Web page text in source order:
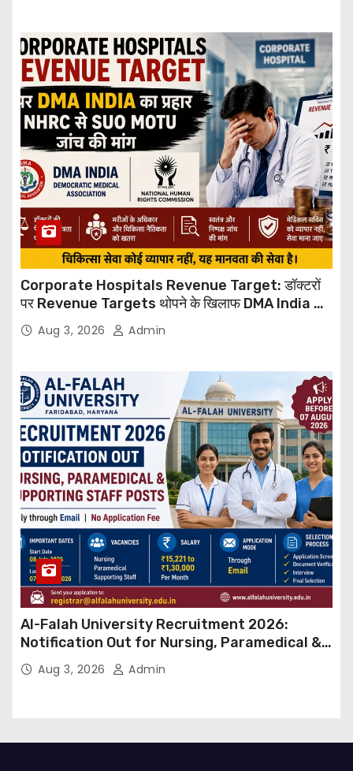
Corporate Hospitals Revenue Target: डॉक्टरों
पर Revenue Targets थोपने के खिलाफ DMA India का
बड़ा कदम, NHRC से Suo Motu जांच की मांग
Aug 3, 2026 Admin
Al-Falah University Recruitment 2026:
Notification Out for Nursing, Paramedical &
Supporting Staff Posts, Apply Through Email
Aug 3, 2026 Admin